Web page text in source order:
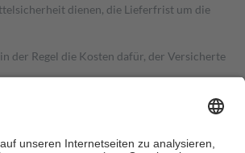
dienen, die Lieferfrist um die
der Regel die Kosten dafür, der Versicherte